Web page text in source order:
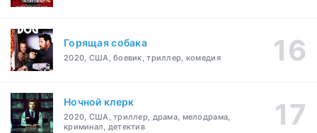
Горящая собака
2020, США, боевик, триллер, комедия
Ночной клерк
2020, США, триллер, драма, мелодрама,
криминал, детектив